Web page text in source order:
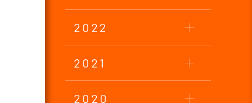
2022
2021
2020